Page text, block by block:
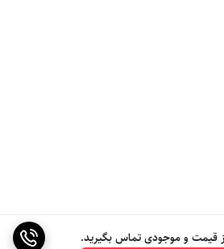
قیمت و موجودی تماس بگیرید.